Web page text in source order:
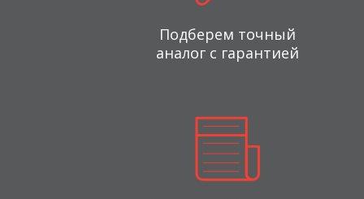
Подберем точный
аналог с гарантией